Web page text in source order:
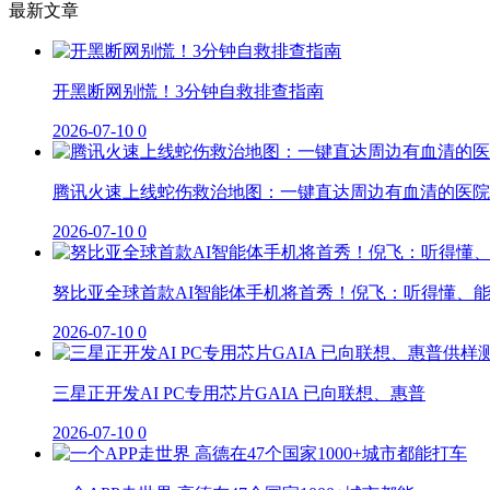
最新文章
开黑断网别慌！3分钟自救排查指南
2026-07-10 0
腾讯火速上线蛇伤救治地图：一键直达周边有血清的医院
2026-07-10 0
努比亚全球首款AI智能体手机将首秀！倪飞：听得懂、能
2026-07-10 0
三星正开发AI PC专用芯片GAIA 已向联想、惠普
2026-07-10 0